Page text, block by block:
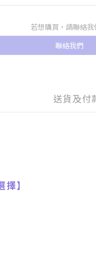
若想購買，請聯絡我
聯絡我們
送貨及付
】